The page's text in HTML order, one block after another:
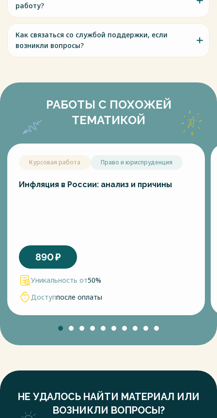
работу?
Как связаться со службой поддержки, если
возникли вопросы?
РАБОТЫ С ПОХОЖЕЙ
ТЕМАТИКОЙ
Курсовая работа Право и юриспруденция
Инфляция в России: анализ и причины
890₽
Уникальность от50%
Доступпосле оплаты
НЕ УДАЛОСЬ НАЙТИ МАТЕРИАЛ ИЛИ
ВОЗНИКЛИ ВОПРОСЫ?